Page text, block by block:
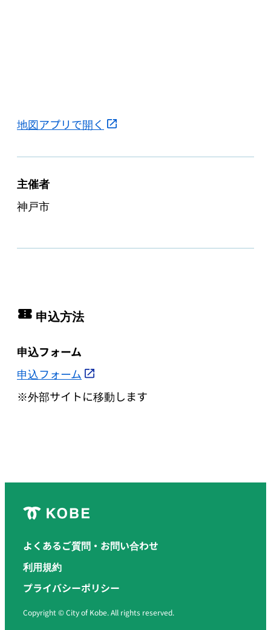
地図アプリで開く
主催者
神戸市
申込方法
申込フォーム
申込フォーム
※外部サイトに移動します
よくあるご質問・お問い合わせ
利用規約
プライバシーポリシー
Copyright © City of Kobe. All rights reserved.